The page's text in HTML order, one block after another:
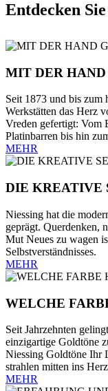
Entdecken
MIT DER
Seit 1873 und bis zum
Werkstätten das Herz
Vreden gefertigt: Vom
Platinbarren bis hin
MEHR
DIE KREATIVE
Niessing hat die
geprägt. Querdenken,
Mut Neues zu wagen
Selbstverständnisses.
MEHR
WELCHE
Seit Jahrzehnten
einzigartige Goldtöne
Niessing Goldtöne Ihr
strahlen mitten ins
MEHR